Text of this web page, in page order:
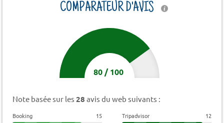
COMPARATEUR D'AVIS
80/100
Note basée sur les 28 avis du web suivants :
Booking 15 Tripadvisor 12